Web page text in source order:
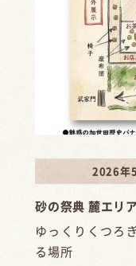
2026年
砂の祭典 麓エリ
ゆっくりくつろ
る場所